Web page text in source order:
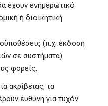
έχουν ενημερωτικό
ή διοικητική
(π.χ. έκδοση
σε συστήματα)
φορείς.
ακρίβειας, τα
ευθύνη για τυχόν